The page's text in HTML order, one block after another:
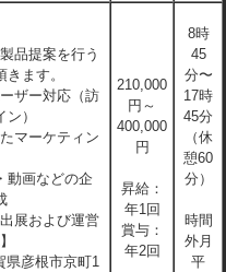
品提案を行う
ます。
ザー対応（訪
）
マーケティン
動画などの企
展および運営
県彦根市京町1
210,000
円～
400,000
円
昇給：
年1回
賞与：
年2回
8時
45
分〜
17時
45分
（休
憩60
分）
時間
外月
平